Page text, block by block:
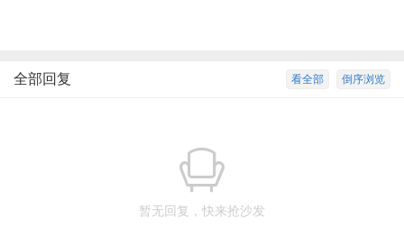
倒序浏览
看全部
全部回复
暂无回复，快来抢沙发